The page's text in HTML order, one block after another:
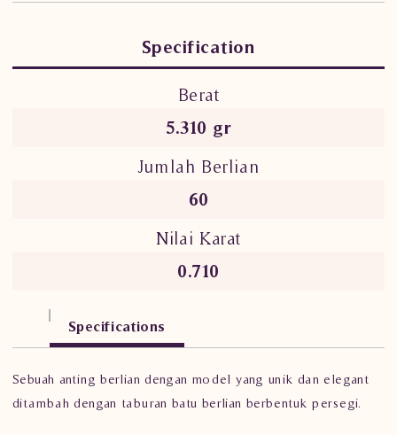
Specification
Berat
5.310 gr
Jumlah Berlian
60
Nilai Karat
0.710
Specifications
Sebuah anting berlian dengan model yang unik dan elegant
ditambah dengan taburan batu berlian berbentuk persegi.